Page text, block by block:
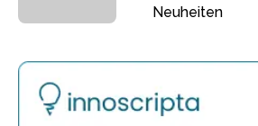
Neuheiten